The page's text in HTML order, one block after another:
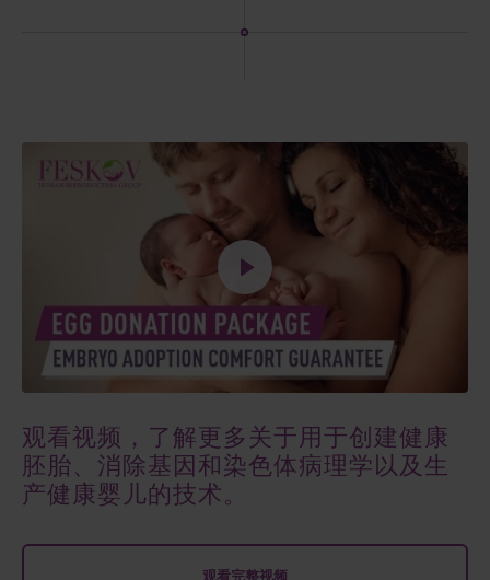
观看视频，了解更多关于用于创建健康
胚胎、消除基因和染色体病理学以及生
产健康婴儿的技术。
观看完整视频